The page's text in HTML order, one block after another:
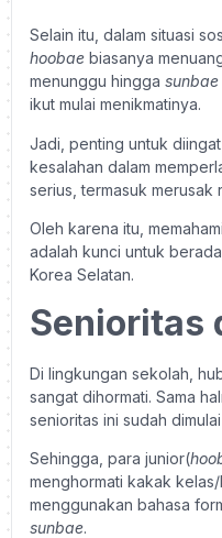
Selain itu, dalam situasi
hoobae biasanya
menunggu hingga sunbae
ikut mulai menikmatinya.
Jadi, penting untuk
kesalahan dalam
serius, termasuk
Oleh karena itu,
adalah kunci untuk
Korea Selatan.
Senioritas
Di lingkungan sekolah,
sangat dihormati. Sama
senioritas ini sudah
Sehingga, para junior(
menghormati kakak
menggunakan bahasa
sunbae.